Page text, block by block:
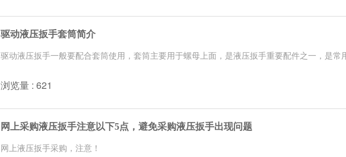
驱动液压扳手套筒简介
驱动液压扳手一般要配合套筒使用，套筒主要用于螺母上面，是液压扳手重要配件之一，是常
浏览量 : 621
网上采购液压扳手注意以下5点，避免采购液压扳手出现问题
网上液压扳手采购，注意！